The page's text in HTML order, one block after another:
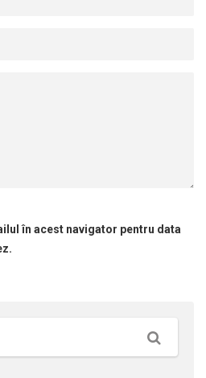
în acest navigator pentru data
Căutare